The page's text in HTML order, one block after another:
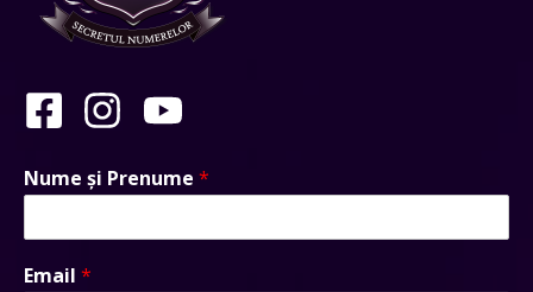
Nume și Prenume *
Email *